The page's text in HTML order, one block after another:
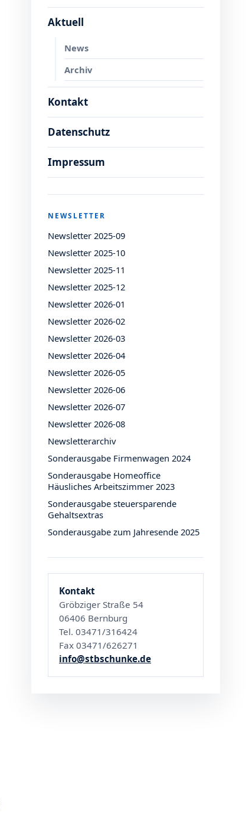
Aktuell
News
Archiv
Kontakt
Datenschutz
Impressum
NEWSLETTER
Newsletter 2025-09
Newsletter 2025-10
Newsletter 2025-11
Newsletter 2025-12
Newsletter 2026-01
Newsletter 2026-02
Newsletter 2026-03
Newsletter 2026-04
Newsletter 2026-05
Newsletter 2026-06
Newsletter 2026-07
Newsletter 2026-08
Newsletterarchiv
Sonderausgabe Firmenwagen 2024
Sonderausgabe Homeoffice
Häusliches Arbeitszimmer 2023
Sonderausgabe steuersparende
Gehaltsextras
Sonderausgabe zum Jahresende 2025
Kontakt
Gröbziger Straße 54
06406 Bernburg
Tel. 03471/316424
Fax 03471/626271
info@stbschunke.de